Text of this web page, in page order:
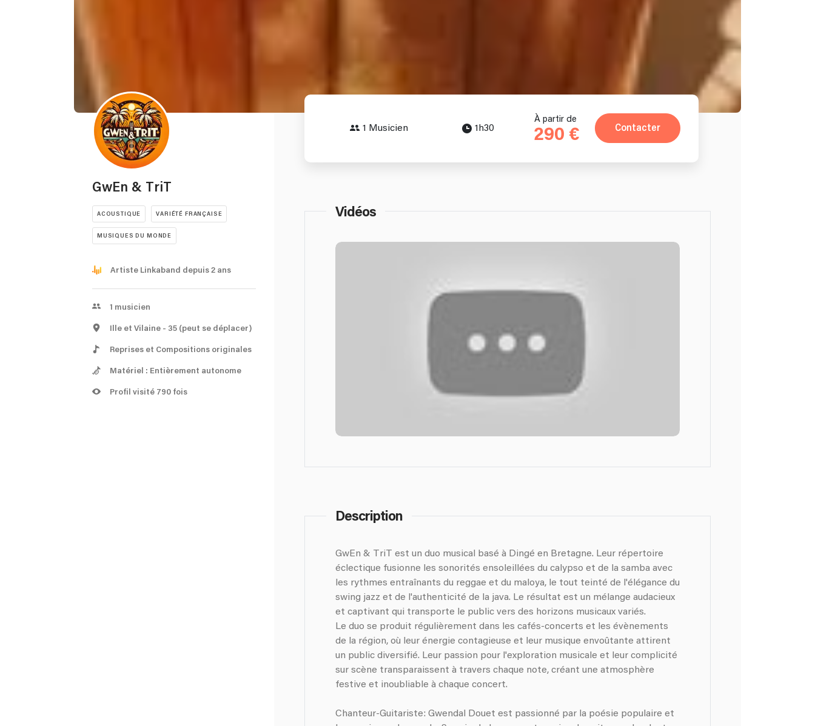
GwEn & TriT
ACOUSTIQUE VARIÉTÉ FRANÇAISE
MUSIQUES DU MONDE
Artiste Linkaband depuis 2 ans
1 musicien
Ille et Vilaine - 35 (peut se déplacer)
Reprises et Compositions originales
Matériel : Entièrement autonome
Profil visité 790 fois
1 Musicien 1h30
À partir de
290 € Contacter
Vidéos
Description
GwEn & TriT est un duo musical basé à Dingé en Bretagne. Leur répertoire
éclectique fusionne les sonorités ensoleillées du calypso et de la samba avec
les rythmes entraînants du reggae et du maloya, le tout teinté de l'élégance du
swing jazz et de l'authenticité de la java. Le résultat est un mélange audacieux
et captivant qui transporte le public vers des horizons musicaux variés.
Le duo se produit régulièrement dans les cafés-concerts et les évènements
de la région, où leur énergie contagieuse et leur musique envoûtante attirent
un public diversifié. Leur passion pour l'exploration musicale et leur complicité
sur scène transparaissent à travers chaque note, créant une atmosphère
festive et inoubliable à chaque concert.
Chanteur-Guitariste: Gwendal Douet est passionné par la poésie populaire et